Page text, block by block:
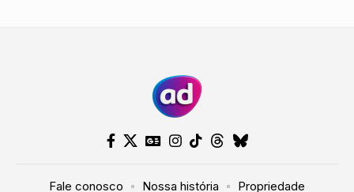
Fale conosco Nossa história Propriedade